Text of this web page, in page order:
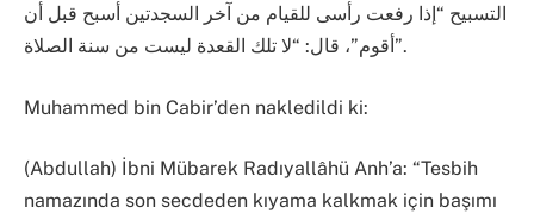
التسبيح “إذا رفعت رأسى للقيام من آخر السجدتين أسبح قبل أن
أقوم”، قال: “لا تلك القعدة ليست من سنة الصلاة”.
Muhammed bin Cabir’den nakledildi ki:
(Abdullah) İbni Mübarek Radıyallâhü Anh’a: “Tesbih
namazında son secdeden kıyama kalkmak için başımı